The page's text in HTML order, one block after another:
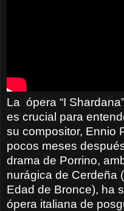
La ópera “I
es crucial para
su compositor, Ennio
pocos meses
drama de Porrino,
nurágica de Cerdeña
Edad de Bronce), ha
ópera italiana de